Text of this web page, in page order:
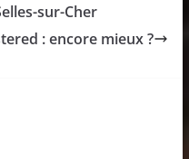
sur-Cher
: encore mieux ?